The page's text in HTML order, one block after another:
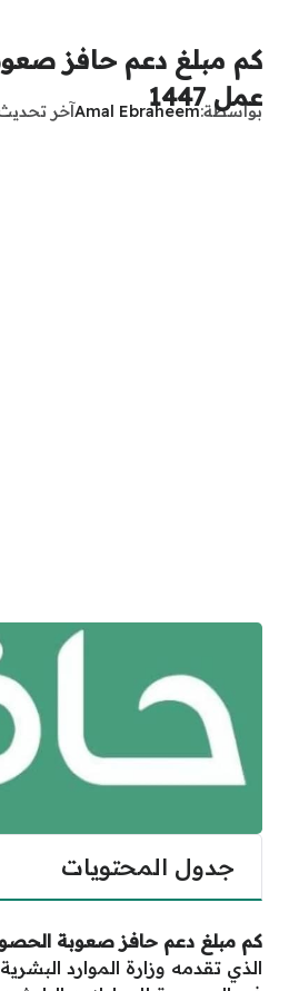
كم مبلغ دعم حافز
عمل 1447
بواسطةAmal Ebraheemآخر
جدول المحتويات
كم مبلغ دعم حافز صعوبة الحصول
الذي تقدمه وزارة الموارد البشرية